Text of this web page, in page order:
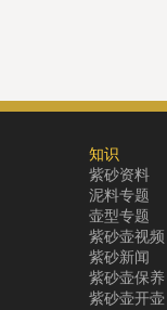
知识
紫砂资料
泥料专题
壶型专题
紫砂壶视频
紫砂新闻
紫砂壶保养
紫砂壶开壶